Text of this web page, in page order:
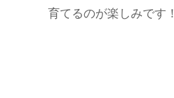
育てるのが楽しみです！